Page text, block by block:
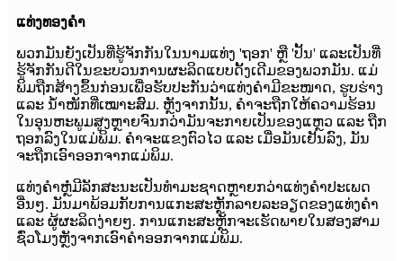
ແທ່ງທອງຄຳ
ພວກມັນຍັງເປັນທີ່ຮູ້ຈັກກັນໃນນາມແທ່ງ 'ຖອກ' ຫຼື 'ປັ້ນ' ແລະເປັນທີ່
ຮູ້ຈັກກັນດີໃນຂະບວນການຜະລິດແບບດັ້ງເດີມຂອງພວກມັນ. ແມ່
ພິມຖືກສ້າງຂຶ້ນກ່ອນເພື່ອຮັບປະກັນວ່າແທ່ງຄຳມີຂະໜາດ, ຮູບຮ່າງ
ແລະ ນ້ຳໜັກທີ່ເໝາະສົມ. ຫຼັງຈາກນັ້ນ, ຄຳຈະຖືກໃຫ້ຄວາມຮ້ອນ
ໃນອຸນຫະພູມສູງຫຼາຍຈົນກວ່າມັນຈະກາຍເປັນຂອງແຫຼວ ແລະ ຖືກ
ຖອກລົງໃນແມ່ພິມ. ຄຳຈະແຂງຕົວໄວ ແລະ ເມື່ອມັນເຢັນລົງ, ມັນ
ຈະຖືກເອົາອອກຈາກແມ່ພິມ.
ແທ່ງຄຳຫຼໍ່ມີລັກສະນະເປັນທຳມະຊາດຫຼາຍກວ່າແທ່ງຄຳປະເພດ
ອື່ນໆ. ມັນມາພ້ອມກັບການແກະສະຫຼັກລາຍລະອຽດຂອງແທ່ງຄຳ
ແລະ ຜູ້ຜະລິດງ່າຍໆ. ການແກະສະຫຼັກຈະເຮັດພາຍໃນສອງສາມ
ຊົ່ວໂມງຫຼັງຈາກເອົາຄຳອອກຈາກແມ່ພິມ.